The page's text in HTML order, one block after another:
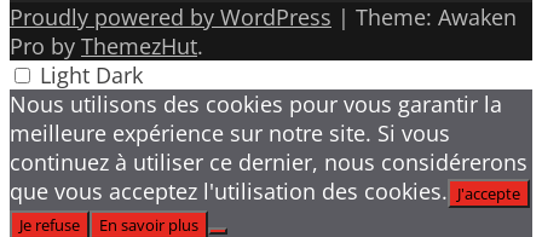
Proudly powered by WordPress | Theme: Awaken
Pro by ThemezHut.
Light Dark
Nous utilisons des cookies pour vous garantir la
meilleure expérience sur notre site. Si vous
continuez à utiliser ce dernier, nous considérerons
que vous acceptez l'utilisation des cookies. J'accepte
Je refuse
En savoir plus